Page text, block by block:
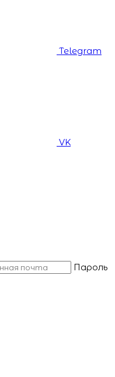
Telegram
VK
Пароль